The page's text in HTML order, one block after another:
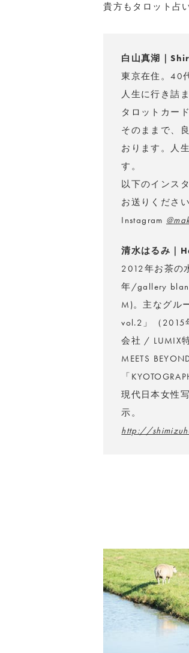
貴方もタロット占
白山真湖｜
東京在住。40
人生に行き詰
タロットカー
そのままで、
おります。人
す。
以下のインス
お送りください
Instagram
清水はるみ｜
2012年お茶の
年/gallery
M)。主なグル
vol.2」（2015
会社 / LUMIX
MEETS
「
現代日本女性
示。
http://